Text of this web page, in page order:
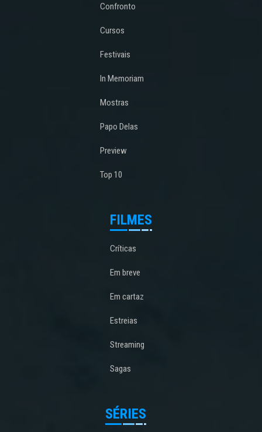
Confronto
Cursos
Festivais
In Memoriam
Mostras
Papo Delas
Preview
Top 10
FILMES
Críticas
Em breve
Em cartaz
Estreias
Streaming
Sagas
SÉRIES